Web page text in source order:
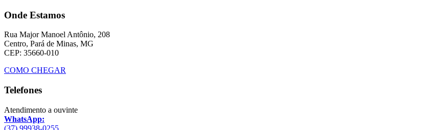
Onde Estamos
Rua Major Manoel Antônio, 208
Centro, Pará de Minas, MG
CEP: 35660-010
COMO CHEGAR
Telefones
Atendimento a ouvinte
WhatsApp:
(37) 99938-0255